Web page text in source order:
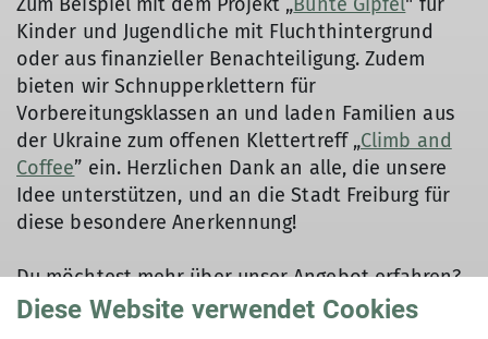
Kinder und Jugendliche mit Fluchthintergrund
oder aus finanzieller Benachteiligung. Zudem
bieten wir Schnupperklettern für
Vorbereitungsklassen an und laden Familien aus
der Ukraine zum offenen Klettertreff „Climb and
Coffee” ein. Herzlichen Dank an alle, die unsere
Idee unterstützen, und an die Stadt Freiburg für
diese besondere Anerkennung!
Du möchtest mehr über unser Angebot erfahren?
Hier findest du weitere Informationen zu unseren
Diese Website verwendet Cookies